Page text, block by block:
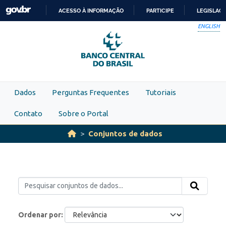
Skip to main content
PARA
O
CONTEÚDO
ACESSO À INFORMAÇÃO PARTICIPE
ENGLISH
Dados Perguntas Frequentes Tutoriais
Contato Sobre o Portal
Conjuntos de dados
Ordenar por